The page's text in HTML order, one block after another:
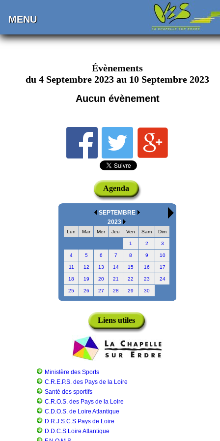
MENU
Évènements
du 4 Septembre 2023 au 10 Septembre 2023
Aucun évènement
Agenda
SEPTEMBRE
2023
Lun Mar Mer Jeu Ven Sam Dim
1 2 3
4 5 6 7 8 9 10
11 12 13 14 15 16 17
18 19 20 21 22 23 24
25 26 27 28 29 30
Liens utiles
Ministère des Sports
C.R.E.P.S. des Pays de la Loire
Santé des sportifs
C.R.O.S. des Pays de la Loire
C.D.O.S. de Loire Atlantique
D.R.J.S.C.S Pays de Loire
D.D.C.S Loire Atlantique